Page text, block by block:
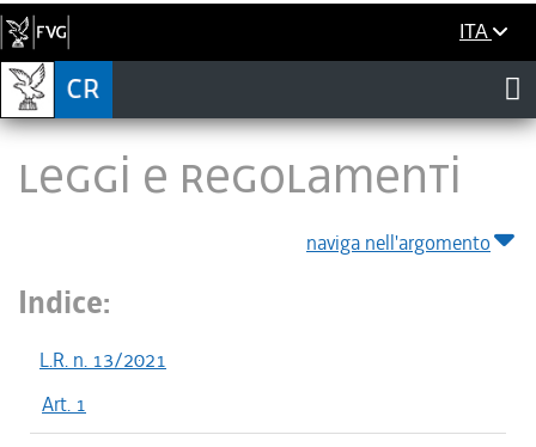
ITA
LEGGI E REGOLAMENTI
naviga nell'argomento
Indice:
L.R. n. 13/2021
Art. 1